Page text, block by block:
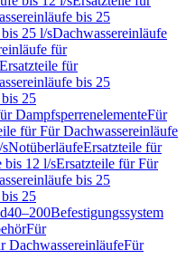
bis 25
25 l/sDachwassereinläufe
für
Ersatzteile für
bis 25
25
DampfsperrenelementeFür
für Für Dachwassereinläufe
NotüberläufeErsatzteile für
bis 12 l/sErsatzteile für Für
bis 25
25
Befestigungssystem
Für
DachwassereinläufeFür